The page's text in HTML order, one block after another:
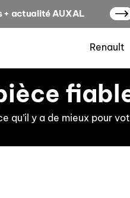
+ actualité AUXAL
Renault
qu’il y a de mieux pour